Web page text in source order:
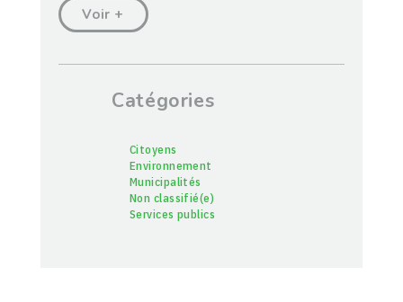
Voir +
Catégories
Citoyens
Environnement
Municipalités
Non classifié(e)
Services publics